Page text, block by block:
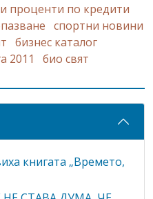
проценти по кредити
спортни новини
бизнес каталог
2011 био свят
книгата „Времето,